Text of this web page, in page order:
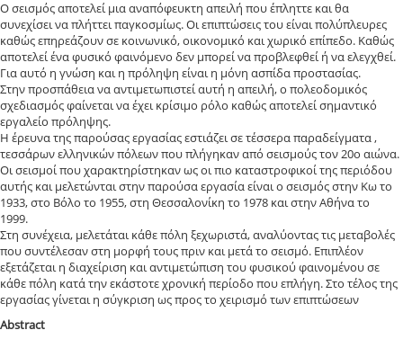
Ο σεισμός αποτελεί μια αναπόφευκτη απειλή που έπληττε και θα
συνεχίσει να πλήττει παγκοσμίως. Οι επιπτώσεις του είναι πολύπλευρες
καθώς επηρεάζουν σε κοινωνικό, οικονομικό και χωρικό επίπεδο. Καθώς
αποτελεί ένα φυσικό φαινόμενο δεν μπορεί να προβλεφθεί ή να ελεγχθεί.
Για αυτό η γνώση και η πρόληψη είναι η μόνη ασπίδα προστασίας.
Στην προσπάθεια να αντιμετωπιστεί αυτή η απειλή, ο πολεοδομικός
σχεδιασμός φαίνεται να έχει κρίσιμο ρόλο καθώς αποτελεί σημαντικό
εργαλείο πρόληψης.
Η έρευνα της παρούσας εργασίας εστιάζει σε τέσσερα παραδείγματα ,
τεσσάρων ελληνικών πόλεων που πλήγηκαν από σεισμούς τον 20ο αιώνα.
Οι σεισμοί που χαρακτηρίστηκαν ως οι πιο καταστροφικοί της περιόδου
αυτής και μελετώνται στην παρούσα εργασία είναι ο σεισμός στην Κω το
1933, στο Βόλο το 1955, στη Θεσσαλονίκη το 1978 και στην Αθήνα το
1999.
Στη συνέχεια, μελετάται κάθε πόλη ξεχωριστά, αναλύοντας τις μεταβολές
που συντέλεσαν στη μορφή τους πριν και μετά το σεισμό. Επιπλέον
εξετάζεται η διαχείριση και αντιμετώπιση του φυσικού φαινομένου σε
κάθε πόλη κατά την εκάστοτε χρονική περίοδο που επλήγη. Στο τέλος της
εργασίας γίνεται η σύγκριση ως προς το χειρισμό των επιπτώσεων
Abstract